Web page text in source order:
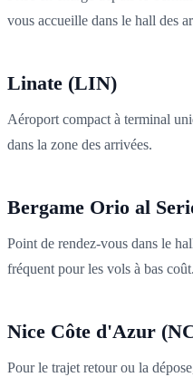
vous accueille dans le hall des
Linate (LIN)
Aéroport compact à terminal
dans la zone des arrivées.
Bergame Orio al
Point de rendez-vous dans le
fréquent pour les vols à bas coût.
Nice Côte d'Azur
Pour le trajet retour ou la